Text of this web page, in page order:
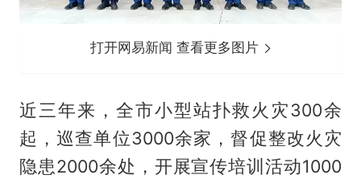
打开网易新闻 查看更多图片
近三年来，全市小型站扑救火灾300余
起，巡查单位3000余家，督促整改火灾
隐患2000余处，开展宣传培训活动1000